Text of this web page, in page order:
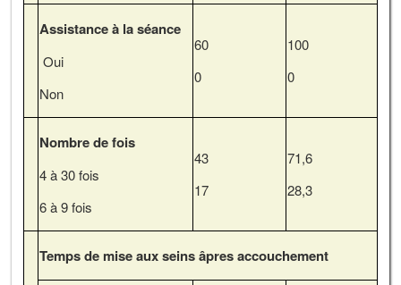
Assistance à la séance
Oui
Non
60
0
100
0
Nombre de fois
4 à 30 fois
6 à 9 fois
43
17
71,6
28,3
Temps de mise aux seins âpres accouchement